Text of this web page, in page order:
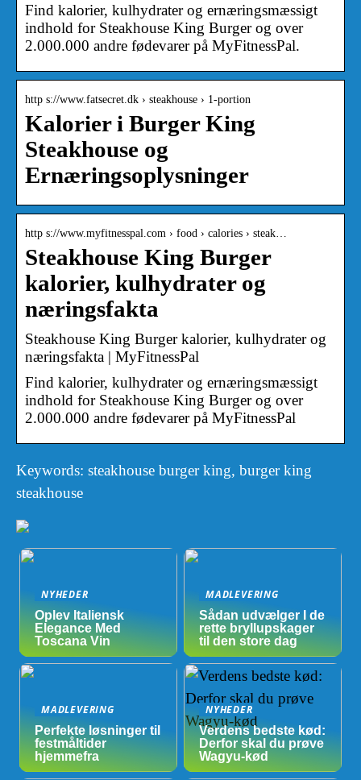
Find kalorier, kulhydrater og ernæringsmæssigt
indhold for Steakhouse King Burger og over
2.000.000 andre fødevarer på MyFitnessPal.
http s://www.fatsecret.dk › steakhouse › 1-portion
Kalorier i Burger King
Steakhouse og
Ernæringsoplysninger
http s://www.myfitnesspal.com › food › calories › steak…
Steakhouse King Burger
kalorier, kulhydrater og
næringsfakta
Steakhouse King Burger kalorier, kulhydrater og
næringsfakta | MyFitnessPal
Find kalorier, kulhydrater og ernæringsmæssigt
indhold for Steakhouse King Burger og over
2.000.000 andre fødevarer på MyFitnessPal
Keywords: steakhouse burger king, burger king
steakhouse
NYHEDER
Oplev Italiensk
Elegance Med
Toscana Vin
MADLEVERING
Sådan udvælger I de
rette bryllupskager
til den store dag
MADLEVERING
Perfekte løsninger til
festmåltider
hjemmefra
NYHEDER
Verdens bedste kød:
Derfor skal du prøve
Wagyu-kød